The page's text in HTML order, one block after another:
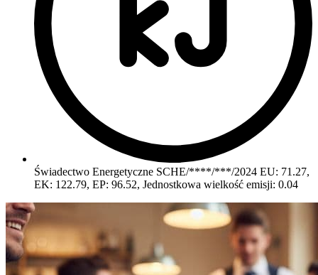
Świadectwo Energetyczne SCHE/****/***/2024 EU: 71.27,
EK: 122.79, EP: 96.52, Jednostkowa wielkość emisji: 0.04